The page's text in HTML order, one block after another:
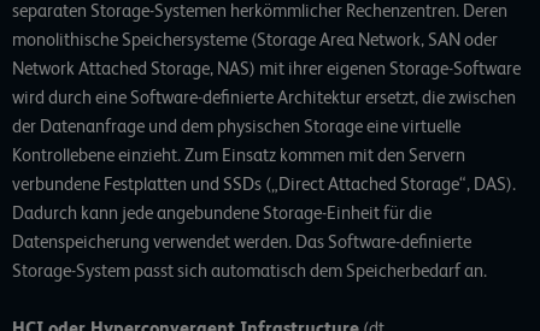
separaten Storage-Systemen herkömmlicher Rechenzentren. Deren
monolithische Speichersysteme (Storage Area Network, SAN oder
Network Attached Storage, NAS) mit ihrer eigenen Storage-Software
wird durch eine Software-definierte Architektur ersetzt, die zwischen
der Datenanfrage und dem physischen Storage eine virtuelle
Kontrollebene einzieht. Zum Einsatz kommen mit den Servern
verbundene Festplatten und SSDs („Direct Attached Storage“, DAS).
Dadurch kann jede angebundene Storage-Einheit für die
Datenspeicherung verwendet werden. Das Software-definierte
Storage-System passt sich automatisch dem Speicherbedarf an.